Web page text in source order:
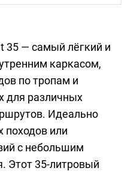
35 — самый лёгкий и
каркасом,
по тропам и
для различных
Идеально
походов или
с небольшим
Этот 35-литровый